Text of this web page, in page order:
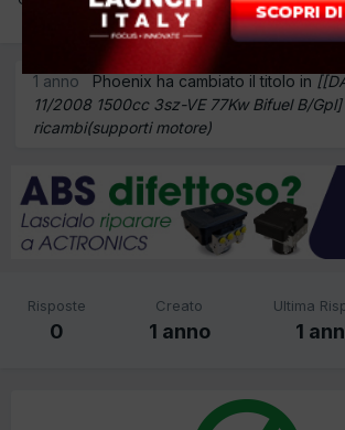
1 anno Phoenix ha cambiato il titolo in
11/2008 1500cc 3sz-VE 77Kw Bifuel B/
ricambi(supporti motore)
Risposte
0
Creato
1 anno
Ultima
1